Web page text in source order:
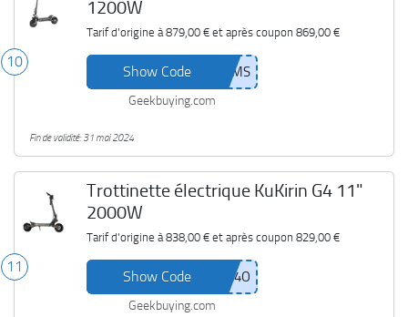
10
1200W
Tarif d'origine à879,00 €et après coupon 869,00 €
Show Code
Geekbuying.com
Fin de validité: 31 mai 2024
11
Trottinette électrique KuKirin G4 11"
2000W
Tarif d'origine à838,00 €et après coupon 829,00 €
Show Code
Geekbuying.com